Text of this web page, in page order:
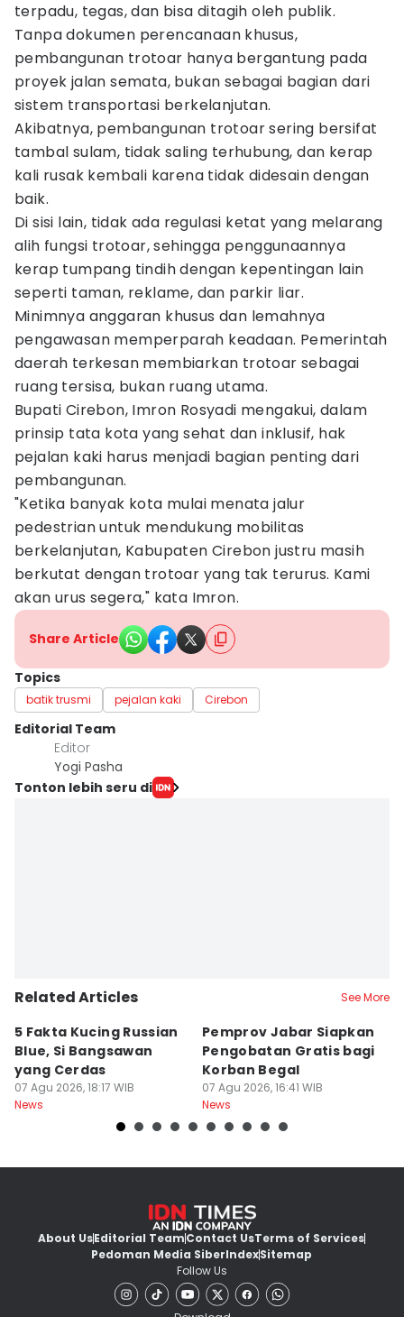
terpadu, tegas, dan bisa ditagih oleh publik.
Tanpa dokumen perencanaan khusus,
pembangunan trotoar hanya bergantung pada
proyek jalan semata, bukan sebagai bagian dari
sistem transportasi berkelanjutan.
Akibatnya, pembangunan trotoar sering bersifat
tambal sulam, tidak saling terhubung, dan kerap
kali rusak kembali karena tidak didesain dengan
baik.
Di sisi lain, tidak ada regulasi ketat yang melarang
alih fungsi trotoar, sehingga penggunaannya
kerap tumpang tindih dengan kepentingan lain
seperti taman, reklame, dan parkir liar.
Minimnya anggaran khusus dan lemahnya
pengawasan memperparah keadaan. Pemerintah
daerah terkesan membiarkan trotoar sebagai
ruang tersisa, bukan ruang utama.
Bupati Cirebon, Imron Rosyadi mengakui, dalam
prinsip tata kota yang sehat dan inklusif, hak
pejalan kaki harus menjadi bagian penting dari
pembangunan.
"Ketika banyak kota mulai menata jalur
pedestrian untuk mendukung mobilitas
berkelanjutan, Kabupaten Cirebon justru masih
berkutat dengan trotoar yang tak terurus. Kami
akan urus segera," kata Imron.
Share Article
Topics
batik trusmi pejalan kaki Cirebon
Editorial Team
Editor
Yogi Pasha
Tonton lebih seru di
Related Articles See More
5 Fakta Kucing Russian
Blue, Si Bangsawan
yang Cerdas
07 Agu 2026, 18:17 WIB
News
Pemprov Jabar Siapkan
Pengobatan Gratis bagi
Korban Begal
07 Agu 2026, 16:41 WIB
News
About UsEditorial TeamContact UsTerms of Services
Pedoman Media SiberIndexSitemap
Follow Us